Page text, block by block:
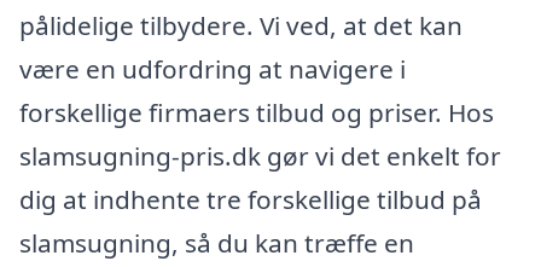
pålidelige tilbydere. Vi ved, at det kan
være en udfordring at navigere i
forskellige firmaers tilbud og priser. Hos
slamsugning-pris.dk gør vi det enkelt for
dig at indhente tre forskellige tilbud på
slamsugning, så du kan træffe en